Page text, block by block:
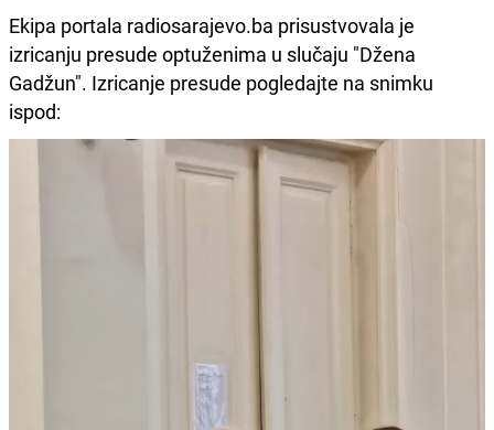
Ekipa portala radiosarajevo.ba prisustvovala je
izricanju presude optuženima u slučaju "Džena
Gadžun". Izricanje presude pogledajte na snimku
ispod: